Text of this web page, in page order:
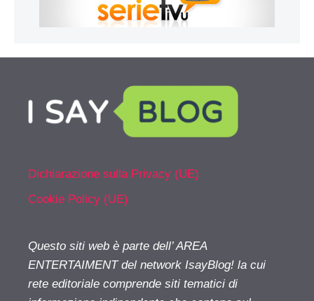
Dichiarazione sulla Privacy (UE)
Cookie Policy (UE)
Questo siti web è parte dell’ AREA
ENTERTAIMENT del network IsayBlog! la cui
rete editoriale comprende siti tematici di